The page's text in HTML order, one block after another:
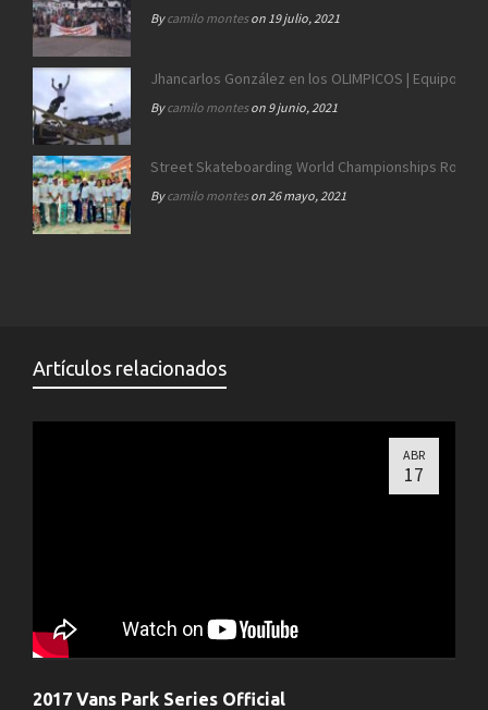
Bycamilo monteson 19 julio, 2021
Jhancarlos González en los OLIMPICOS | Equipo SB
Bycamilo monteson 9 junio, 2021
Street Skateboarding World Championships Roma
Bycamilo monteson 26 mayo, 2021
Artículos relacionados
ABR
17
2017 Vans Park Series Official